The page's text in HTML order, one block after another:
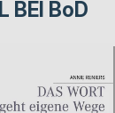
BEI BoD